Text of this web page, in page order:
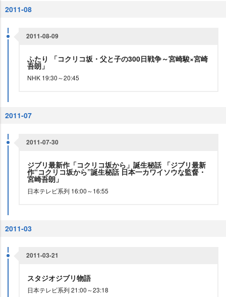
2011-08
2011-08-09
ふたり 「コクリコ坂・父と子の300日戦争～宮崎駿×宮崎
吾朗」
NHK 19:30～20:45
2011-07
2011-07-30
ジブリ最新作「コクリコ坂から」誕生秘話 「ジブリ最新
作“コクリコ坂から”誕生秘話 日本一カワイソウな監督・
宮崎吾朗」
日本テレビ系列 16:00～16:55
2011-03
2011-03-21
スタジオジブリ物語
日本テレビ系列 21:00～23:18